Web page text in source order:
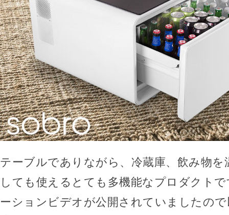
テーブルでありながら、冷蔵庫、飲み物を
しても使えるとても多機能なプロダクト
ーションビデオが公開されていましたの